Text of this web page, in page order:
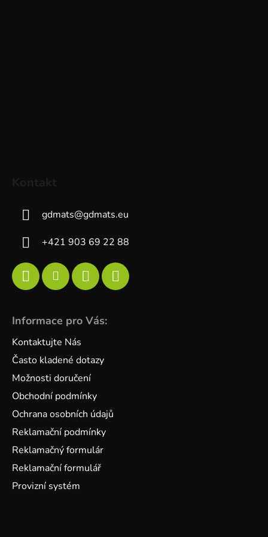
gdmats@gdmats.eu
+421 903 69 22 88
Informace pro Vás:
Kontaktujte Nás
Často kladené dotazy
Možnosti doručení
Obchodní podmínky
Ochrana osobních údajů
Reklamační podmínky
Reklamačný formulár
Reklamační formulář
Provizní systém